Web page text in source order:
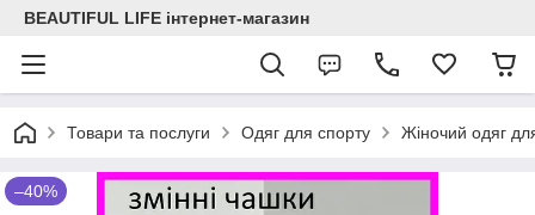
BEAUTIFUL LIFE інтернет-магазин
Товари та послуги Одяг для спорту Жіночий одяг
–40%